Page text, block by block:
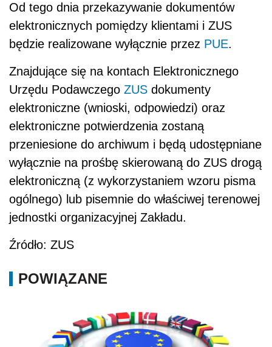
Od tego dnia przekazywanie dokumentów
elektronicznych pomiędzy klientami i ZUS
będzie realizowane wyłącznie przez PUE.
Znajdujące się na kontach Elektronicznego
Urzędu Podawczego ZUS dokumenty
elektroniczne (wnioski, odpowiedzi) oraz
elektroniczne potwierdzenia zostaną
przeniesione do archiwum i będą udostępniane
wyłącznie na prośbę skierowaną do ZUS drogą
elektroniczną (z wykorzystaniem wzoru pisma
ogólnego) lub pisemnie do właściwej terenowej
jednostki organizacyjnej Zakładu.
Źródło: ZUS
POWIĄZANE